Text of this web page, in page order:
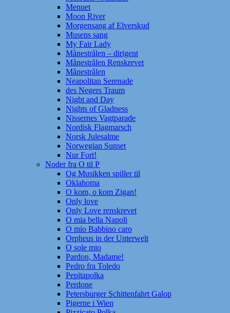
Menuet
Moon River
Morgensang af Elverskud
Musens sang
My Fair Lady
Månestrålen – dirigent
Månestrålen Renskrevet
Månestrålen
Neapolitan Serenade
des Negers Traum
Night and Day
Nights of Gladness
Nissernes Vagtparade
Nordisk Flagmarsch
Norsk Julesalme
Norwegian Sunset
Nur Fort!
Noder fra O til P
Og Musikken spiller til
Oklahoma
O kom, o kom Zigan!
Only love
Only Love renskrevet
O mia bella Napoli
O mio Babbino caro
Orpheus in der Unterwelt
O sole mio
Pardon, Madame!
Pedro fra Toledo
Pepitapolka
Perdone
Petersburger Schittenfahrt Galop
Pigerne i Wien